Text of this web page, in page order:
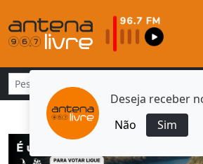
Deseja receber
Não
Sim